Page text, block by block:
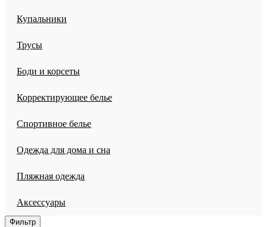
Купальники
Трусы
Боди и корсеты
Корректирующее белье
Спортивное белье
Одежда для дома и сна
Пляжная одежда
Аксессуары
Фильтр